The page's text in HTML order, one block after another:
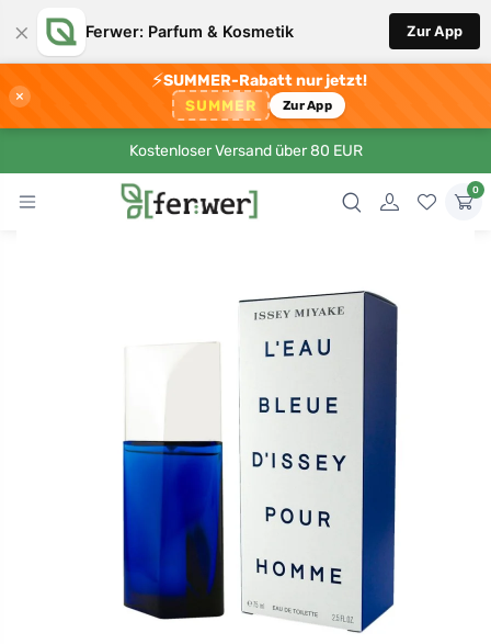
× Ferwer: Parfum & Kosmetik Zur App
×
⚡SUMMER-Rabatt nur jetzt!
SUMMER Zur App
Kostenloser Versand über 80 EUR
0